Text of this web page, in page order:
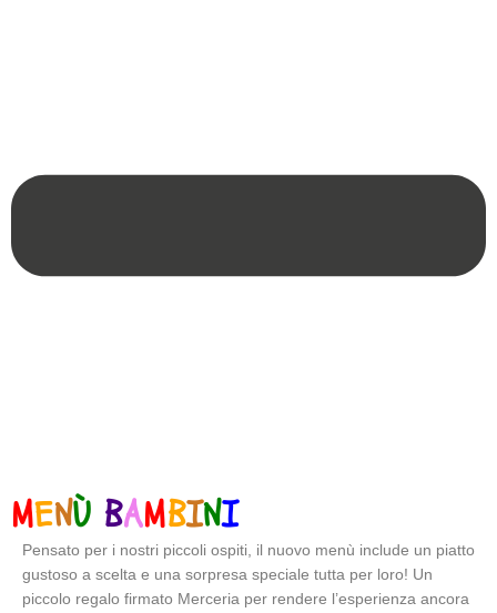
MENÙ BAMBINI
Pensato per i nostri piccoli ospiti, il nuovo menù include un piatto
gustoso a scelta e una sorpresa speciale tutta per loro! Un
piccolo regalo firmato Merceria per rendere l’esperienza ancora